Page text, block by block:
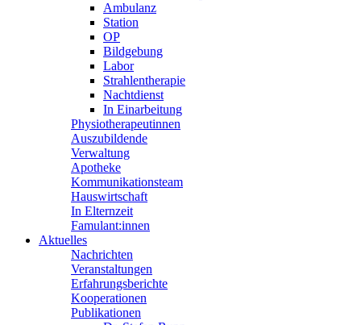
Ambulanz
Station
OP
Bildgebung
Labor
Strahlentherapie
Nachtdienst
In Einarbeitung
Physiotherapeutinnen
Auszubildende
Verwaltung
Apotheke
Kommunikationsteam
Hauswirtschaft
In Elternzeit
Famulant:innen
Aktuelles
Nachrichten
Veranstaltungen
Erfahrungsberichte
Kooperationen
Publikationen